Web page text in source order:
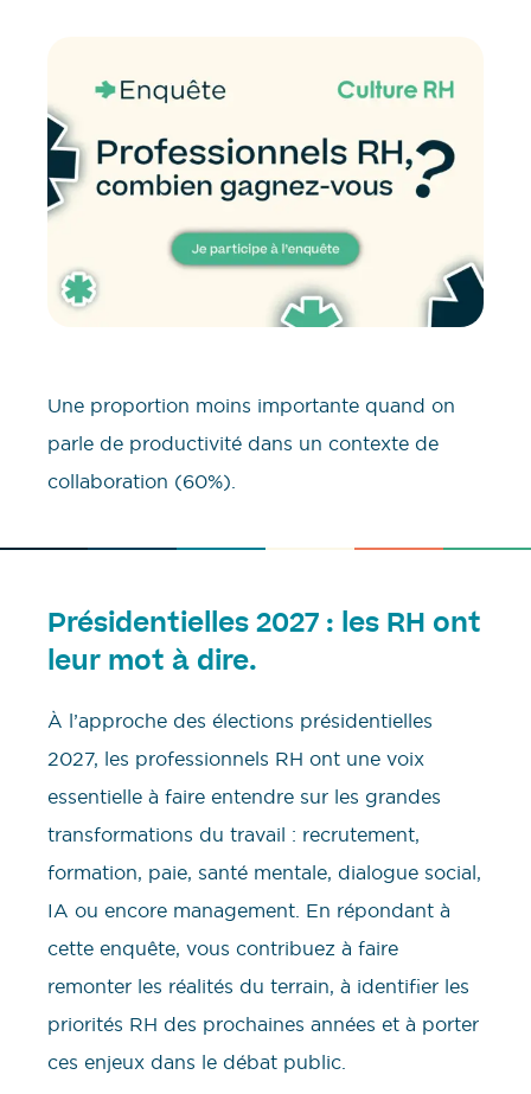
Une proportion moins importante quand on
parle de productivité dans un contexte de
collaboration (60%).
Présidentielles 2027 : les RH ont
leur mot à dire.
À l’approche des élections présidentielles
2027, les professionnels RH ont une voix
essentielle à faire entendre sur les grandes
transformations du travail : recrutement,
formation, paie, santé mentale, dialogue social,
IA ou encore management. En répondant à
cette enquête, vous contribuez à faire
remonter les réalités du terrain, à identifier les
priorités RH des prochaines années et à porter
ces enjeux dans le débat public.